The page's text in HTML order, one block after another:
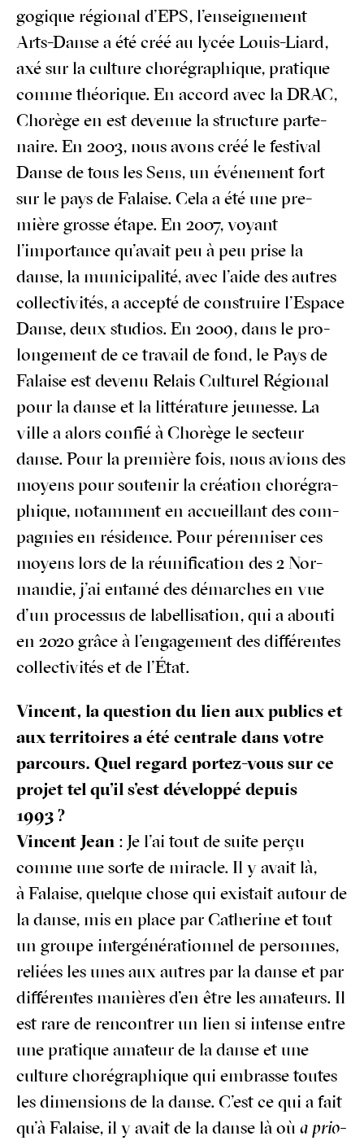
go­gique régio­nal d’EPS, l’enseignement
Arts-Danse a été créé au lycée Louis-Liard,
axé sur la culture cho­ré­gra­phique, pra­tique
comme théo­rique. En accord avec la DRAC,
Cho­rège en est deve­nue la struc­ture par­te­
naire. En 2003, nous avons créé le fes­ti­val
Danse de tous les Sens, un évé­ne­ment fort
sur le pays de Falaise. Cela a été une pre­
mière grosse étape. En 2007, voyant
l’importance qu’avait peu à peu prise la
danse, la muni­ci­pa­li­té, avec l’aide des autres
col­lec­ti­vi­tés, a accep­té de construire l’Espace
Danse, deux stu­dios. En 2009, dans le pro­
lon­ge­ment de ce tra­vail de fond, le Pays de
Falaise est deve­nu Relais Cultu­rel Régio­nal
pour la danse et la lit­té­ra­ture jeu­nesse. La
ville a alors confié à Cho­rège le sec­teur
danse. Pour la pre­mière fois, nous avions des
moyens pour sou­te­nir la créa­tion cho­ré­gra­
phique, notam­ment en accueillant des com­
pa­gnies en rési­dence. Pour péren­ni­ser ces
moyens lors de la réuni­fi­ca­tion des 2 Nor­
man­die, j’ai enta­mé des démarches en vue
d’un pro­ces­sus de label­li­sa­tion, qui a abou­ti
en 2020 grâce à l’engagement des dif­fé­rentes
col­lec­ti­vi­tés et de l’État.
Vincent, la ques­tion du lien aux publics et
aux ter­ri­toires a été cen­trale dans votre
par­cours. Quel regard por­tez-vous sur ce
pro­jet tel qu’il s’est déve­lop­pé depuis
1993 ?
Vincent Jean : Je l’ai tout de suite per­çu
comme une sorte de miracle. Il y avait là,
à Falaise, quelque chose qui exis­tait autour de
la danse, mis en place par Cathe­rine et tout
un groupe inter­gé­né­ra­tion­nel de per­sonnes,
reliées les unes aux autres par la danse et par
dif­fé­rentes manières d’en être les ama­teurs. Il
est rare de ren­con­trer un lien si intense entre
une pra­tique ama­teur de la danse et une
culture cho­ré­gra­phique qui embrasse toutes
les dimen­sions de la danse. C’est ce qui a fait
qu’à Falaise, il y avait de la danse là où a prio­